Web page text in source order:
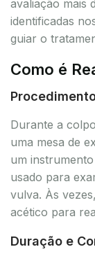
avaliação mais
identificadas
guiar o
Como é
Durante a
uma mesa de
um
usado para
vulva. Às
acético para
Duração e